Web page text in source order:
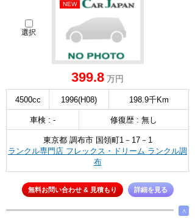
選択
NEW
399.8 万円
4500cc 1996(H08) 198.9千Km
車検 : - 修復歴 : 無し
東京都 調布市 国領町1－17－1
ランクル専門店 フレックス・ドリーム ランクル調
布
無料お問い合わせ & 見積もり 詳細を見る
∧